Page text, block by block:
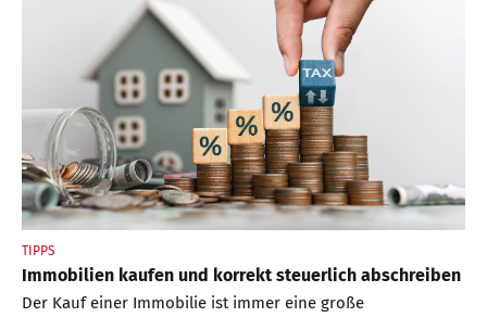
Materialien und individuelle Wellness Elemente machen den
Außenbereich zum persönlichen Rückzugsort stilvoll,
funktional und geschaffen für entspannte Momente unter
freiem Himmel.
TIPPS
Immobilien kaufen und korrekt steuerlich abschreiben
Der Kauf einer Immobilie ist immer eine große